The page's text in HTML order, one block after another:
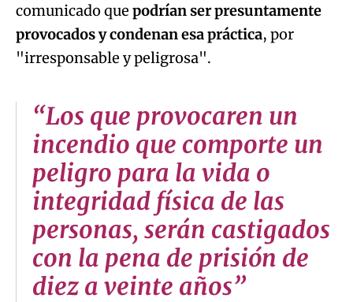
comunicado que podrían ser presuntamente
provocados y condenan esa práctica, por
"irresponsable y peligrosa".
“Los que provocaren un
incendio que comporte un
peligro para la vida o
integridad física de las
personas, serán castigados
con la pena de prisión de
diez a veinte años”